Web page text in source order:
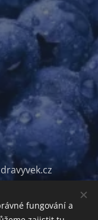
fungování a